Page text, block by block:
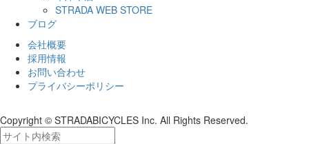
STRADA WEB STORE
ブログ
会社概要
採用情報
お問い合わせ
プライバシーポリシー
Copyright © STRADABICYCLES Inc. All Rights Reserved.